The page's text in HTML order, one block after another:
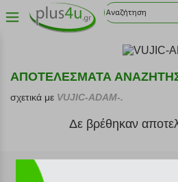
ΑΠΟΤΕΛΕΣΜΑΤΑ
σχετικά με VUJIC-ADAM-.
Δε βρέθηκαν